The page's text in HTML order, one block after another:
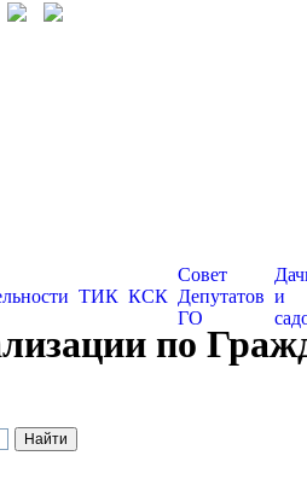
ТИК КСК
Совет
Депутатов
ГО
и
по